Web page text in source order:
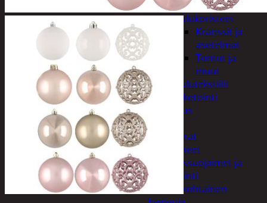
kuusenvalot
Joulukoristeet
Kranssit ja
asetelmat
Tontut ja
muut
Joulutekstiilit
Paketointi
Marjastus
Päivittäistavarat
Apuvälineet
Hengityssuojaimet ja
desinfiointi
Henkilökohtainen